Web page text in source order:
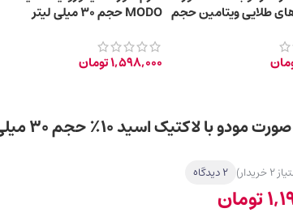
طلایی ویتامین حجم MODO حجم 30 میلی‌ لیتر
1,598,000تومان
با لاکتیک اسید ۱۰٪ حجم ۳۰ میلی لیتر
خریدار) 2 دیدگاه
تومان